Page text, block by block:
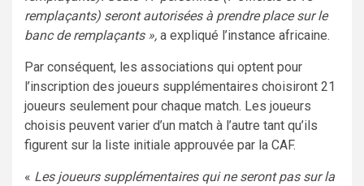
remplaçants) seront autorisées à prendre place sur le
banc de remplaçants », a expliqué l’instance africaine.
Par conséquent, les associations qui optent pour
l’inscription des joueurs supplémentaires choisiront 21
joueurs seulement pour chaque match. Les joueurs
choisis peuvent varier d’un match à l’autre tant qu’ils
figurent sur la liste initiale approuvée par la CAF.
« Les joueurs supplémentaires qui ne seront pas sur la